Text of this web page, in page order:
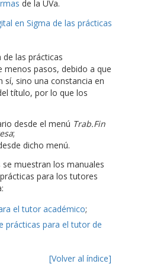
de la UVa.
en Sigma de las prácticas
de las prácticas
menos pasos, debido a que
sí, sino una constancia en
título, por lo que los
desde el menú Trab.Fin
;
dicho menú.
se muestran los manuales
para los tutores
el tutor académico;
prácticas para el tutor de
[Volver al índice]